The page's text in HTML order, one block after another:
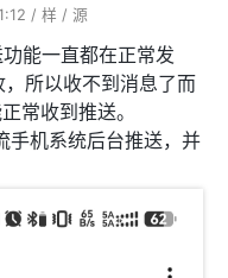
说明
API 密钥，用于验
证请求
SIM 卡槽号。从 0
开始 ：卡 1 ＝
/ 样 / 源
能一直都在正常发
所以收不到消息了而
常收到推送。
手机系统后台推送，并